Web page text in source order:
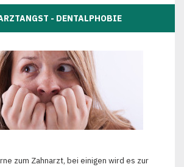
- DENTALPHOBIE
zum Zahnarzt, bei einigen wird es zur